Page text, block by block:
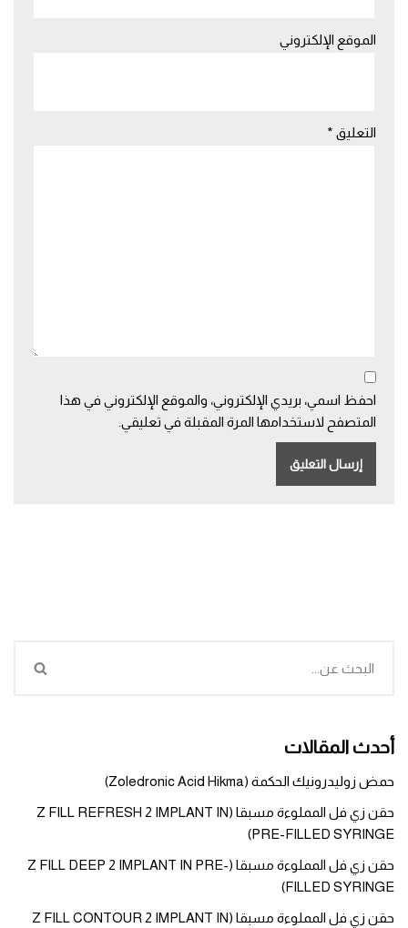
الموقع الإلكتروني
التعليق *
احفظ اسمي، بريدي الإلكتروني، والموقع الإلكتروني في هذا
المتصفح لاستخدامها المرة المقبلة في تعليقي.
أحدث المقالات
حمض زوليدرونيك الحكمة (Zoledronic Acid Hikma)
حقن زي فل المملوءة مسبقا (Z FILL REFRESH 2 IMPLANT IN
PRE-FILLED SYRINGE)
حقن زي فل المملوءة مسبقا (Z FILL DEEP 2 IMPLANT IN PRE-
FILLED SYRINGE)
حقن زي فل المملوءة مسبقا (Z FILL CONTOUR 2 IMPLANT IN